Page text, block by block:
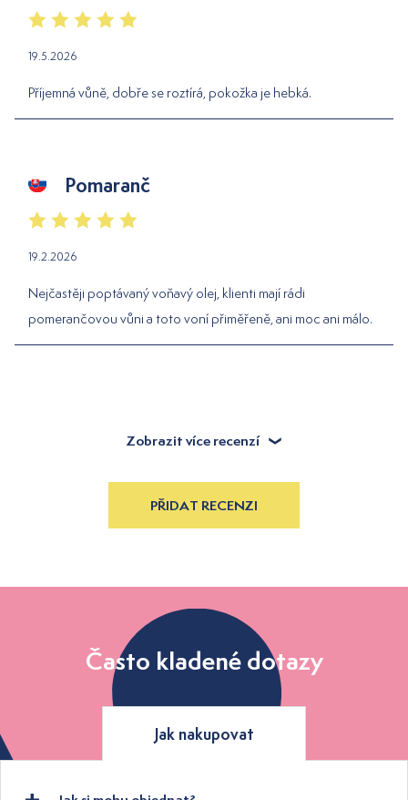
19.5.2026
Příjemná vůně, dobře se roztírá, pokožka je hebká.
Pomaranč
19.2.2026
Nejčastěji poptávaný voňavý olej, klienti mají rádi
pomerančovou vůni a toto voní přiměřeně, ani moc ani málo.
Zobrazit více recenzí
PŘIDAT RECENZI
Často kladené dotazy
Jak nakupovat